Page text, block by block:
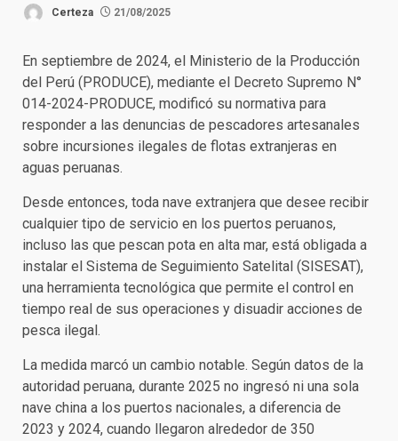
Certeza 21/08/2025
En septiembre de 2024, el Ministerio de la Producción
del Perú (PRODUCE), mediante el Decreto Supremo N°
014-2024-PRODUCE, modificó su normativa para
responder a las denuncias de pescadores artesanales
sobre incursiones ilegales de flotas extranjeras en
aguas peruanas.
Desde entonces, toda nave extranjera que desee recibir
cualquier tipo de servicio en los puertos peruanos,
incluso las que pescan pota en alta mar, está obligada a
instalar el Sistema de Seguimiento Satelital (SISESAT),
una herramienta tecnológica que permite el control en
tiempo real de sus operaciones y disuadir acciones de
pesca ilegal.
La medida marcó un cambio notable. Según datos de la
autoridad peruana, durante 2025 no ingresó ni una sola
nave china a los puertos nacionales, a diferencia de
2023 y 2024, cuando llegaron alrededor de 350